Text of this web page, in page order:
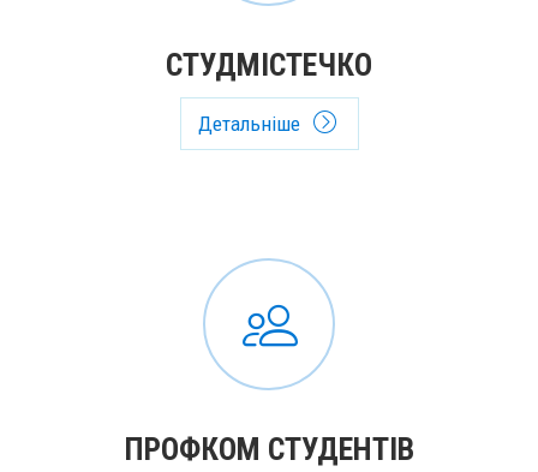
СТУДМІСТЕЧКО
Детальніше
ПРОФКОМ СТУДЕНТІВ